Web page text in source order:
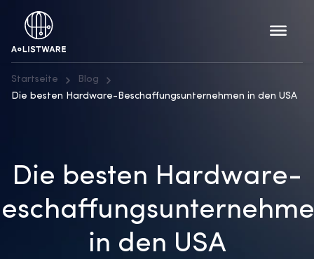
Startseite
Blog
Die besten Hardware-Beschaffungsunternehmen in den USA
Die besten Hardware-
in den USA